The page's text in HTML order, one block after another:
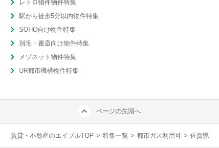
レトロ物件物件特集
駅から徒歩5分以内物件特集
SOHO向け物件特集
別宅・書斎向け物件特集
メゾネット物件特集
UR都市機構物件特集
ページの先頭へ
賃貸・不動産のエイブルTOP > 特集一覧 > 都市ガス利用可 > 佐賀県